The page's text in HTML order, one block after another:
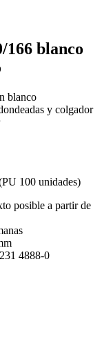
166 blanco
blanco
y colgador
100 unidades)
posible a partir de
4888-0